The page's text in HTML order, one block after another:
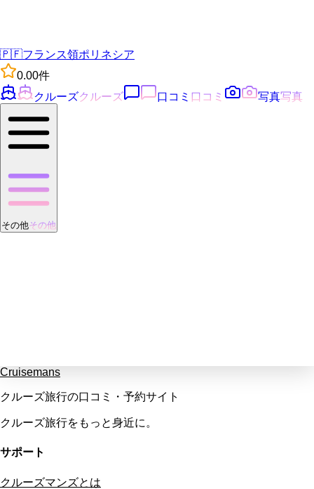
🇵🇫フランス領ポリネシア
0.00件
クルーズクルーズ 口コミ 口コミ 写真写真
その他その他
Cruisemans
クルーズ旅行の口コミ・予約サイト
クルーズ旅行をもっと身近に。
サポート
クルーズマンズとは